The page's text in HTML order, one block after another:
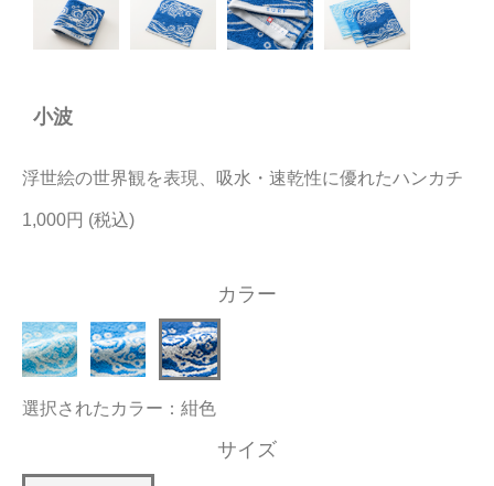
当サイトについて
大量購入・法人向けの購入の方は
お問い合わせ
小波
浮世絵の世界観を表現、吸水・速乾性に優れたハンカチ
1,000円
カラー
選択されたカラー：紺色
サイズ